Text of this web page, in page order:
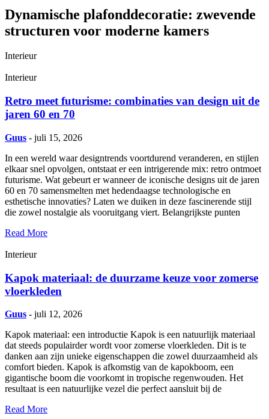
Dynamische plafonddecoratie: zwevende
structuren voor moderne kamers
Interieur
Interieur
Retro meet futurisme: combinaties van design uit de
jaren 60 en 70
Guus - juli 15, 2026
In een wereld waar designtrends voortdurend veranderen, en stijlen
elkaar snel opvolgen, ontstaat er een intrigerende mix: retro ontmoet
futurisme. Wat gebeurt er wanneer de iconische designs uit de jaren
60 en 70 samensmelten met hedendaagse technologische en
esthetische innovaties? Laten we duiken in deze fascinerende stijl
die zowel nostalgie als vooruitgang viert. Belangrijkste punten
Read More
Interieur
Kapok materiaal: de duurzame keuze voor zomerse
vloerkleden
Guus - juli 12, 2026
Kapok materiaal: een introductie Kapok is een natuurlijk materiaal
dat steeds populairder wordt voor zomerse vloerkleden. Dit is te
danken aan zijn unieke eigenschappen die zowel duurzaamheid als
comfort bieden. Kapok is afkomstig van de kapokboom, een
gigantische boom die voorkomt in tropische regenwouden. Het
resultaat is een natuurlijke vezel die perfect aansluit bij de
Read More